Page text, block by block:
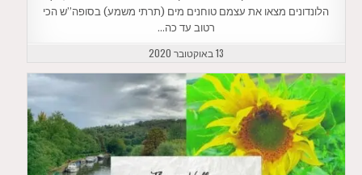
הלונדונים מצאו את עצמם טוחנים מים (תרתי משמע) בסופה”ש הכי
רטוב עד כה…
13 באוקטובר 2020